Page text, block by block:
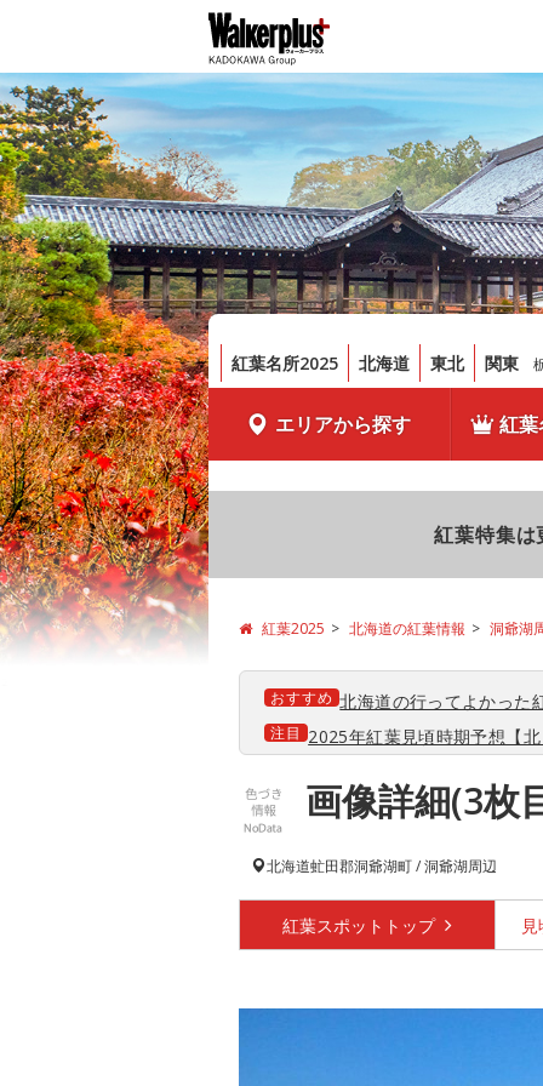
紅葉名所2025 北海道 東北 関東
エリアから探す 紅
紅葉特集
紅葉2025 北海道の紅葉情報 洞爺湖
おすすめ 北海道の行ってよかった
注目 2025年紅葉見頃時期予想【
画像詳細(3枚
北海道虻田郡洞爺湖町 / 洞爺湖周辺
紅葉スポット トップ